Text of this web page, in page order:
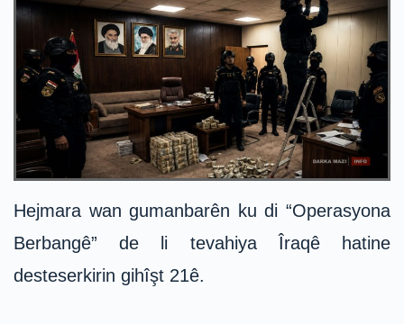
Hejmara wan gumanbarên ku di “Operasyona
Berbangê” de li tevahiya Îraqê hatine
desteserkirin gihîşt 21ê.